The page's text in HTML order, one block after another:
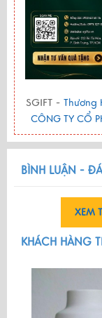
SGIFT - Thương
CÔNG TY CỔ
BÌNH LUẬN -
XEM
KHÁCH HÀNG